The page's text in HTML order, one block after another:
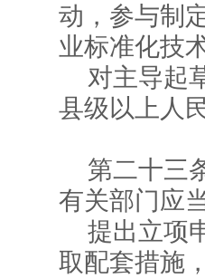
动，参与制
业标准化技
对主导起
县级以上人
第二十三
有关部门应
提出立项
取配套措施